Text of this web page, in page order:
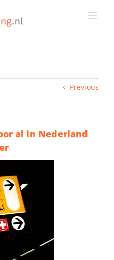
Previous
al in Nederland